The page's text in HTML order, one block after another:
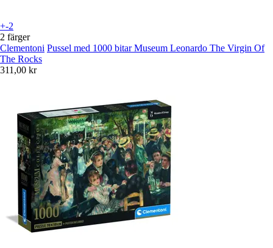
+-2
2 färger
Clementoni Pussel med 1000 bitar Museum Leonardo The Virgin Of
The Rocks
311,00 kr